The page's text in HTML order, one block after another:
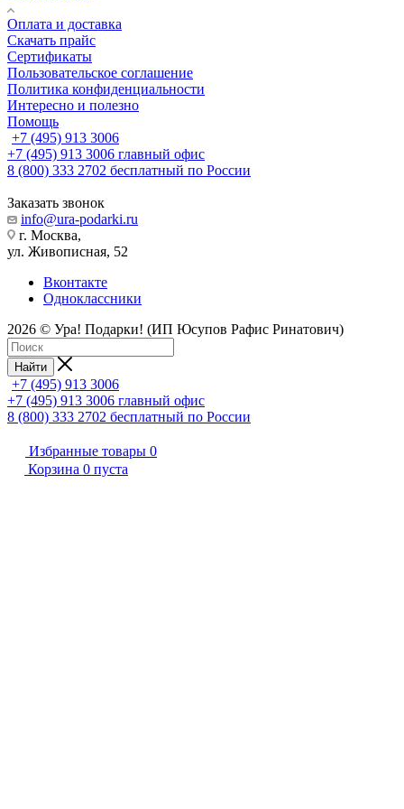
Оплата и доставка
Скачать прайс
Сертификаты
Пользовательское соглашение
Политика конфиденциальности
Интересно и полезно
Помощь
+7 (495) 913 3006
+7 (495) 913 3006 главный офис
8 (800) 333 2702 бесплатный по России
Заказать звонок
info@ura-podarki.ru
г. Москва,
ул. Живописная, 52
Вконтакте
Одноклассники
2026 © Ура! Подарки! (ИП Юсупов Рафис Ринатович)
Найти
+7 (495) 913 3006
+7 (495) 913 3006 главный офис
8 (800) 333 2702 бесплатный по России
Избранные товары 0
Корзина 0 пуста